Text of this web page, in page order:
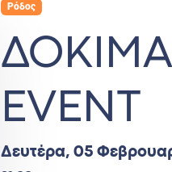
Ρόδος
EVENT
Δευτέρα, 05